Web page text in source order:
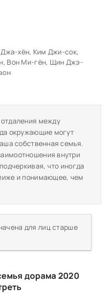
хён, Ким Джи-сок,
Вон Ми-гён, Щин Джэ-
между
окружающие могут
собственная семья.
внутри
что иногда
и понимающее, чем
для лиц старше
дорама 2020